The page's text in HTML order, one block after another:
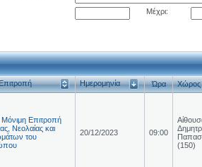
Μέχρι:
Ημερομηνία Ώρα Χώρος
Μόνιμη Επιτροπή
Νεολαίας και
του
20/12/2023 09:00
(150)